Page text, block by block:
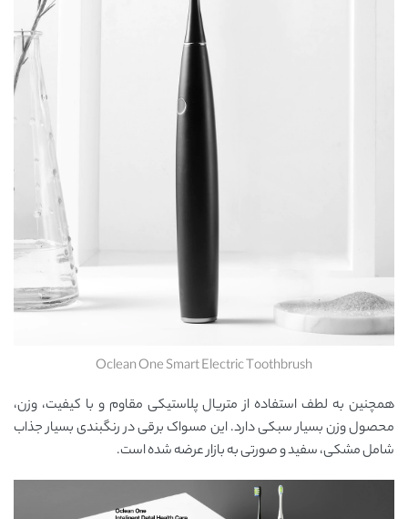
Oclean One Smart Electric Toothbrush
همچنین به لطف استفاده از متریال پلاستیکی مقاوم و با کیفیت، وزن،
محصول وزن بسیار سبکی دارد. این مسواک برقی در رنگبندی بسیار جذاب
شامل مشکی، سفید و صورتی به بازار عرضه شده است.